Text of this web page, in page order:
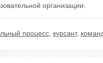
организации.
процесс, курсант,